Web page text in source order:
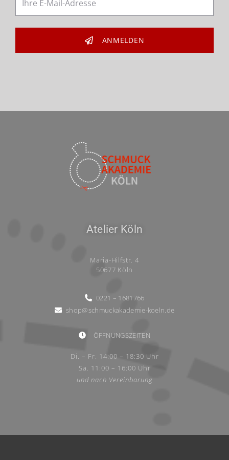
ANMELDEN
Atelier Köln
Maria-Hilfstr. 4
50677 Köln
0221 – 1681766
shop@schmuckakademie-koeln.de
ÖFFNUNGSZEITEN
Di. – Fr. 14:00 – 18:30 Uhr
Sa. 11:00 – 16:00 Uhr
und nach Vereinbarung